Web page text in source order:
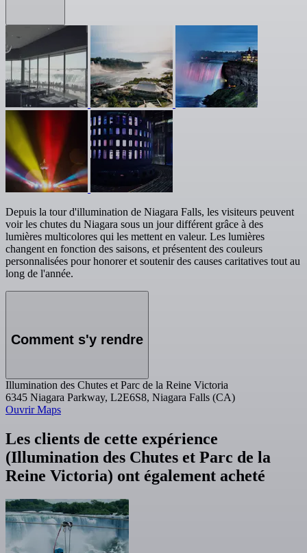
Depuis la tour d'illumination de Niagara Falls, les visiteurs peuvent
voir les chutes du Niagara sous un jour différent grâce à des
lumières multicolores qui les mettent en valeur. Les lumières
changent en fonction des saisons, et présentent des couleurs
personnalisées pour honorer et soutenir des causes caritatives tout au
long de l'année.
Comment s'y rendre
Illumination des Chutes et Parc de la Reine Victoria
6345 Niagara Parkway, L2E6S8, Niagara Falls (CA)
Ouvrir Maps
Les clients de cette expérience
(Illumination des Chutes et Parc de la
Reine Victoria) ont également acheté